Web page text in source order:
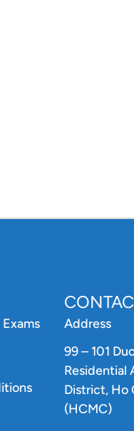
Address
99 – 101
Residential
District, Ho
(HCMC)